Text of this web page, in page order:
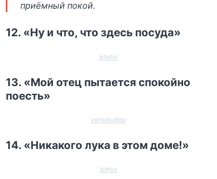
приёмный покой.
12. «Ну и что, что здесь посуда»
jklaiho
13. «Мой отец пытается спокойно
поесть»
yerbabuddy
14. «Никакого лука в этом доме!»
Icetyy